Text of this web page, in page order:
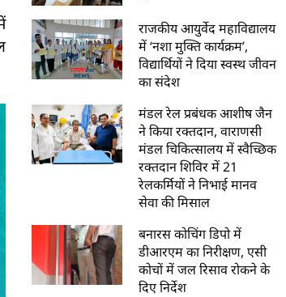
राजकीय आयुर्वेद महाविद्यालय
में ‘नशा मुक्ति कार्यक्रम’,
विद्यार्थियों ने दिया स्वस्थ जीवन
का संदेश
मंडल रेल प्रबंधक आशीष जैन
ने किया रक्तदान, वाराणसी
मंडल चिकित्सालय में स्वैच्छिक
रक्तदान शिविर में 21
रेलकर्मियों ने निभाई मानव
सेवा की मिसाल
बनारस कोचिंग डिपो में
डीआरएम का निरीक्षण, एसी
कोचों में जल रिसाव रोकने के
दिए निर्देश